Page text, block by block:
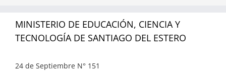
MINISTERIO DE EDUCACIÓN, CIENCIA Y
TECNOLOGÍA DE SANTIAGO DEL ESTERO
24 de Septiembre N° 151